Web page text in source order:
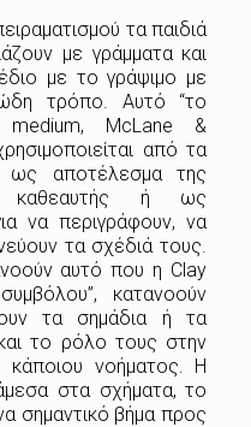
τα παιδιά
με γράμματα και
με το γράψιμο με
τρόπο. Αυτό “το
medium, McLane &
από τα
ως αποτέλεσμα της
καθεαυτής ή ως
να περιγράφουν, να
τα σχέδιά τους.
αυτό που η Clay
κατανοούν
τα σημάδια ή τα
το ρόλο τους στην
νοήματος. Η
στα σχήματα, το
σημαντικό βήμα προς